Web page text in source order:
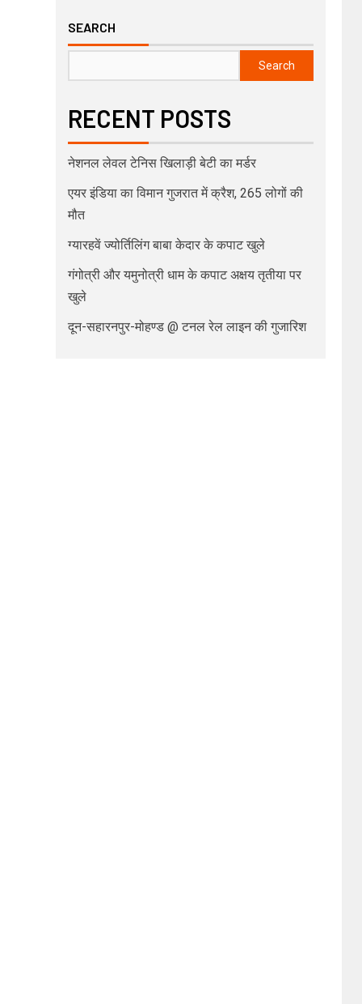
SEARCH
Search
RECENT POSTS
नेशनल लेवल टेनिस खिलाड़ी बेटी का मर्डर
एयर इंडिया का विमान गुजरात में क्रैश, 265 लोगों की
मौत
ग्यारहवें ज्योर्तिलिंग बाबा केदार के कपाट खुले
गंगोत्री और यमुनोत्री धाम के कपाट अक्षय तृतीया पर
खुले
दून-सहारनपुर-मोहण्ड @ टनल रेल लाइन की गुजारिश